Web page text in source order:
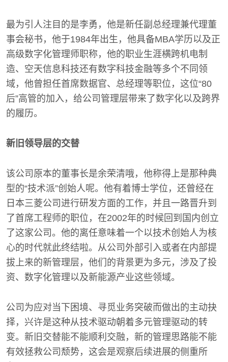
最为引人注目的是李勇，他是新任副总经理兼代理董
事会秘书，他于1984年出生，他具备MBA学历以及正
高级数字化管理师职称，他的职业生涯横跨机电制
造、空天信息科技还有数字科技金融等多个不同领
域，他曾担任首席数据官、总经理等职位，这位“80
后”高管的加入，给公司管理层带来了数字化以及跨界
的履历。
新旧领导层的交替
该公司原本的董事长是余荣清哦，他称得上是那种典
型的“技术派”创始人呢。他有着博士学位，还曾经在
日本三菱公司进行研发方面的工作，并且一路晋升到
了首席工程师的职位，在2002年的时候回到国内创立
了这家公司。他的离任意味着一个以技术创始人为核
心的时代就此终结啦。从公司外部引入或者在内部提
拔上来的新管理层，他们的背景更为多元，涉及了投
资、数字化管理以及新能源产业这些领域。
公司为应对当下困境、寻觅业务突破而做出的主动抉
择，兴许是这种从技术驱动朝着多元管理驱动的转
变。新旧交替能不能顺利交融，新的管理思路能不能
有效拯救公司颓势，这会是观察后续进展的侧重所